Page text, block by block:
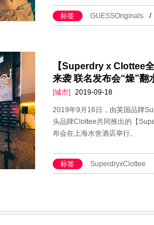
标签 GUESSOriginals /
【Superdry x Clottee
来袭 联名发布会“燥”翻
[城市] 2019-09-18
2019年9月16日，由英国品牌
头品牌Clottee共同推出的【
布会在上海水舍酒店举行。
标签 SuperdryxClottee